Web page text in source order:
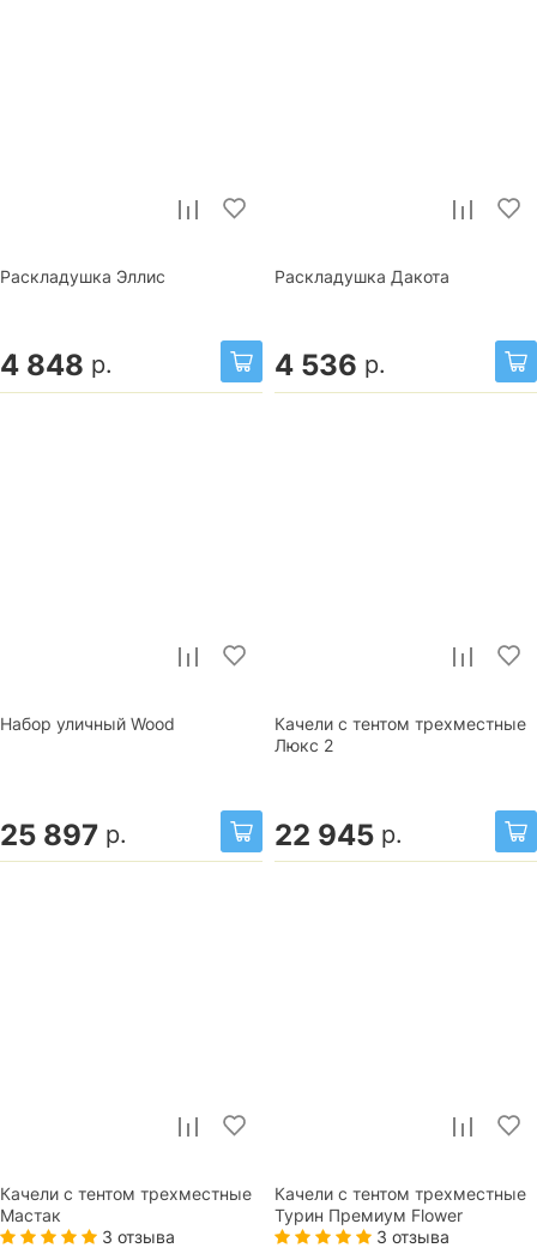
Раскладушка Эллис
4 848 р.
Раскладушка Дакота
4 536 р.
Набор уличный Wood
25 897 р.
Качели с тентом трехместные
Люкс 2
22 945 р.
Качели с тентом трехместные
Мастак
3 отзыва
Качели с тентом трехместные
Турин Премиум Flower
3 отзыва